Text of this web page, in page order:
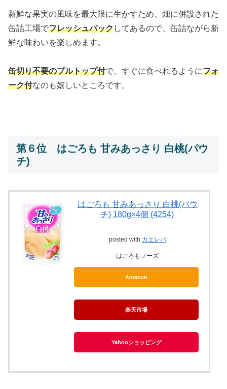
新鮮な果実の風味を最大限に生かすため、畑に併設された
缶詰工場でフレッシュパックしてあるので、缶詰ながら新
鮮な味わいを楽しめます。
缶切り不要のプルトップ付で、すぐに食べれるようにフォ
ーク付なのも嬉しいところです。
第６位 はごろも 甘みあっさり 白桃(パウ
チ)
はごろも 甘みあっさり 白桃(パウ
チ) 180g×4個 (4254)
posted with カエレバ
はごろもフーズ
Amazon
楽天市場
Yahooショッピング